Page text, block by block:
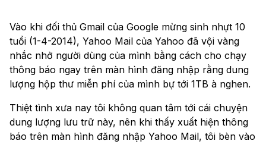
Vào khi đối thủ Gmail của Google mừng sinh nhựt 10
tuổi (1-4-2014), Yahoo Mail của Yahoo đã vội vàng
nhắc nhở người dùng của mình bằng cách cho chạy
thông báo ngay trên màn hình đăng nhập rằng dung
lượng hộp thư miễn phí của mình bự tới 1TB à nghen.
Thiệt tình xưa nay tôi không quan tâm tới cái chuyện
dung lượng lưu trữ này, nên khi thấy xuất hiện thông
báo trên màn hình đăng nhập Yahoo Mail, tôi bèn vào